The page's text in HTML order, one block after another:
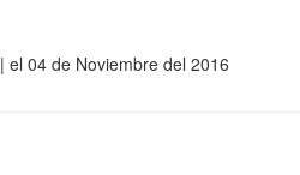
| el 04 de Noviembre del 2016